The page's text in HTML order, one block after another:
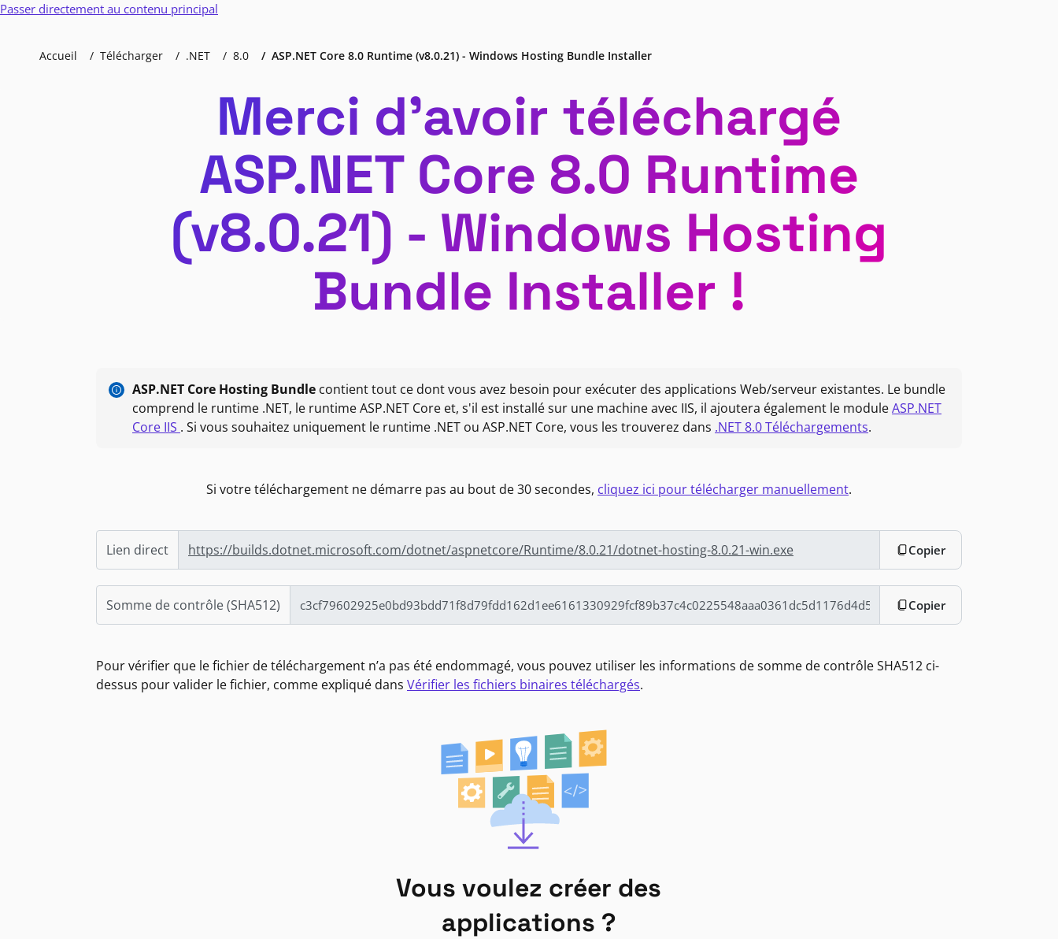
Passer directement au contenu principal
Accueil Télécharger .NET 8.0 ASP.NET Core 8.0 Runtime (v8.0.21) - Windows Hosting Bundle Installer
Merci d’avoir téléchargé
ASP.NET Core 8.0 Runtime
(v8.0.21) - Windows Hosting
Bundle Installer !
ASP.NET Core Hosting Bundle contient tout ce dont vous avez besoin pour exécuter des applications Web/serveur existantes. Le bundle
comprend le runtime .NET, le runtime ASP.NET Core et, s'il est installé sur une machine avec IIS, il ajoutera également le moduleASP.NET
Core IIS . Si vous souhaitez uniquement le runtime .NET ou ASP.NET Core, vous les trouverez dans .NET 8.0 Téléchargements.
Si votre téléchargement ne démarre pas au bout de 30 secondes, cliquez ici pour télécharger manuellement.
Lien direct https://builds.dotnet.microsoft.com/dotnet/aspnetcore/Runtime/8.0.21/dotnet-hosting-8.0.21-win.exe Copier
Somme de contrôle (SHA512) Copier
Pour vérifier que le fichier de téléchargement n’a pas été endommagé, vous pouvez utiliser les informations de somme de contrôle SHA512 ci-
dessus pour valider le fichier, comme expliqué dans Vérifier les fichiers binaires téléchargés.
Vous voulez créer des
applications ?